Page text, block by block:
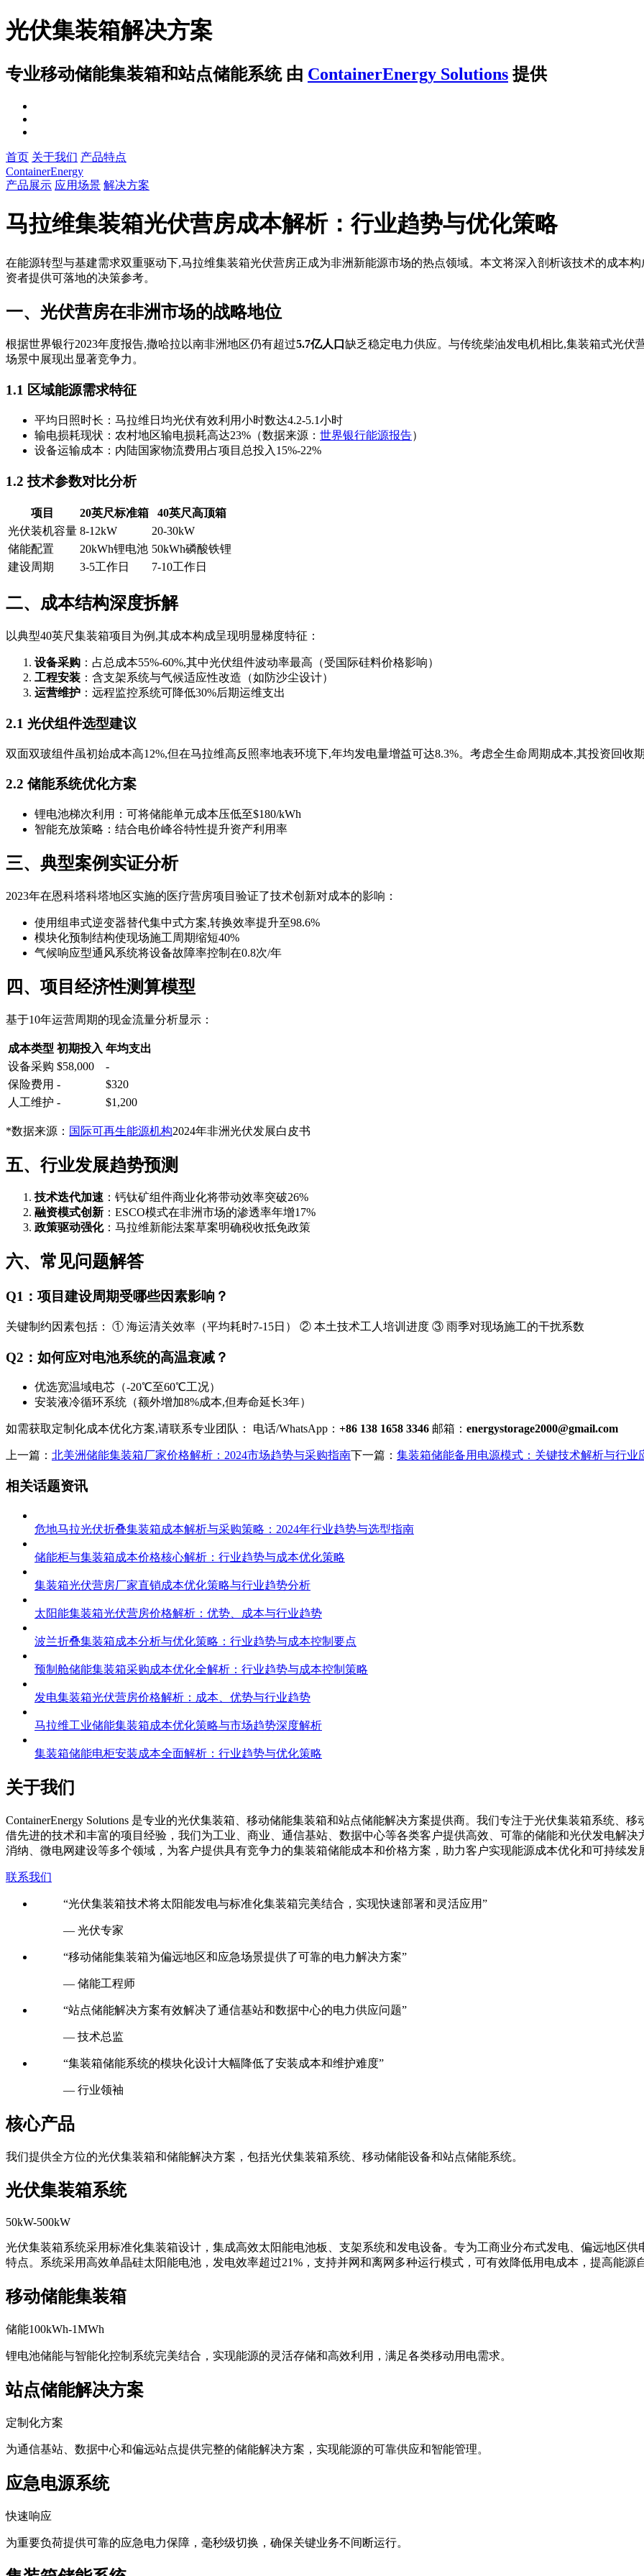
光伏集装箱解决方案
专业移动储能集装箱和站点储能系统 由 ContainerEnergy Solutions 提供
首页 关于我们 产品特点
ContainerEnergy
产品展示 应用场景 解决方案
马拉维集装箱光伏营房成本解析：行业趋势与优化策略
在能源转型与基建需求双重驱动下,马拉维集装箱光伏营房正成为非洲新能源市场的热点领域。本文将深入剖析该技术的成本
资者提供可落地的决策参考。
一、光伏营房在非洲市场的战略地位
根据世界银行2023年度报告,撒哈拉以南非洲地区仍有超过5.7亿人口 缺乏稳定电力供应。与传统柴油发电机相比,集装箱式光伏
场景中展现出显著竞争力。
1.1 区域能源需求特征
平均日照时长：马拉维日均光伏有效利用小时数达4.2-5.1小时
输电损耗现状：农村地区输电损耗高达23%（数据来源： 世界银行能源报告）
设备运输成本：内陆国家物流费用占项目总投入15%-22%
1.2 技术参数对比分析
项目 20英尺标准箱
40英尺高顶箱
光伏装机容量 8-12kW
20-30kW
储能配置
20kWh锂电池 50kWh磷酸铁锂
建设周期
3-5工作日 7-10工作日
二、成本结构深度拆解
以典型40英尺集装箱项目为例,其成本构成呈现明显梯度特征：
设备采购 ：占总成本55%-60%,其中光伏组件波动率最高（受国际硅料价格影响）
工程安装 ：含支架系统与气候适应性改造（如防沙尘设计）
运营维护 ：远程监控系统可降低30%后期运维支出
2.1 光伏组件选型建议
双面双玻组件虽初始成本高12%,但在马拉维高反照率地表环境下,年均发电量增益可达8.3%。考虑全生命周期成本,其投资回收
2.2 储能系统优化方案
锂电池梯次利用：可将储能单元成本压低至$180/kWh
智能充放策略：结合电价峰谷特性提升资产利用率
三、典型案例实证分析
2023年在恩科塔科塔地区实施的医疗营房项目验证了技术创新对成本的影响：
使用组串式逆变器替代集中式方案,转换效率提升至98.6%
模块化预制结构使现场施工周期缩短40%
气候响应型通风系统将设备故障率控制在0.8次/年
四、项目经济性测算模型
基于10年运营周期的现金流量分析显示：
成本类型 初期投入 年均支出
设备采购 $58,000
-
保险费用 -
$320
人工维护 - $1,200
*数据来源： 国际可再生能源机构2024年非洲光伏发展白皮书
五、行业发展趋势预测
技术迭代加速 ：钙钛矿组件商业化将带动效率突破26%
融资模式创新 ：ESCO模式在非洲市场的渗透率年增17%
政策驱动强化：马拉维新能法案草案明确税收抵免政策
六、常见问题解答
Q1：项目建设周期受哪些因素影响？
关键制约因素包括： ① 海运清关效率（平均耗时7-15日） ② 本土技术工人培训进度 ③ 雨季对现场施工的干扰系数
Q2：如何应对电池系统的高温衰减？
优选宽温域电芯（-20℃至60℃工况）
安装液冷循环系统（额外增加8%成本,但寿命延长3年）
如需获取定制化成本优化方案,请联系专业团队： 电话/WhatsApp： +86 138 1658 3346 邮箱： energystorage2000@gmail.com
上一篇： 北美洲储能集装箱厂家价格解析：2024市场趋势与采购指南下一篇： 集装箱储能备用电源模式：关键技术解析与行业
相关话题资讯
危地马拉光伏折叠集装箱成本解析与采购策略：2024年行业趋势与选型指南
储能柜与集装箱成本价格核心解析：行业趋势与成本优化策略
集装箱光伏营房厂家直销成本优化策略与行业趋势分析
太阳能集装箱光伏营房价格解析：优势、成本与行业趋势
ContainerEnergy Solutions 是专业的光伏集装箱、移动储能集装箱和站点储能解决方案提供商。我们专注于光伏集装箱系统、
借先进的技术和丰富的项目经验，我们为工业、商业、通信基站、数据中心等各类客户提供高效、可靠的储能和光伏发电解
消纳、微电网建设等多个领域，为客户提供具有竞争力的集装箱储能成本和价格方案，助力客户实现能源成本优化和可持续发
“光伏集装箱技术将太阳能发电与标准化集装箱完美结合，实现快速部署和灵活应用”
— 光伏专家
“移动储能集装箱为偏远地区和应急场景提供了可靠的电力解决方案”
— 储能工程师
“站点储能解决方案有效解决了通信基站和数据中心的电力供应问题”
— 技术总监
“集装箱储能系统的模块化设计大幅降低了安装成本和维护难度”
50kW-500kW
光伏集装箱系统采用标准化集装箱设计，集成高效太阳能电池板、支架系统和发电设备。专为工商业分布式发电、偏远地区
储能100kWh-1MWh
定制化方案
快速响应